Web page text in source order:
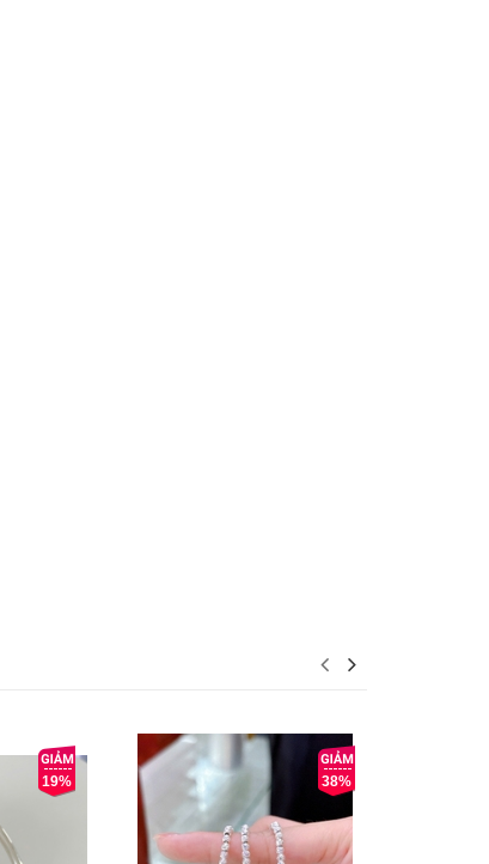
19% 38%